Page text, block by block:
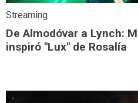
Streaming
De Almodóvar a Lynch:
inspiró "Lux" de Rosalía